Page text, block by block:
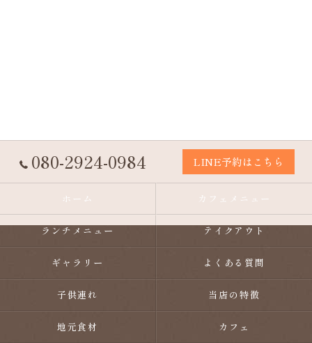
080-2924-0984 LINE予約はこちら
ホーム カフェメニュー
ランチメニュー テイクアウト
ギャラリー よくある質問
子供連れ 当店の特徴
地元食材 カフェ